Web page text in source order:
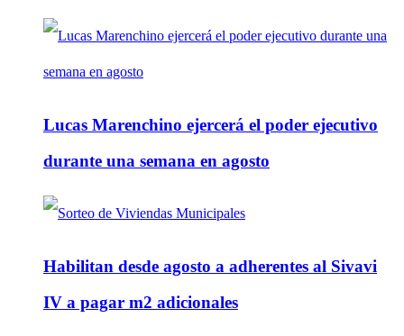
Lucas Marenchino ejercerá el poder ejecutivo
durante una semana en agosto
Habilitan desde agosto a adherentes al Sivavi
IV a pagar m2 adicionales